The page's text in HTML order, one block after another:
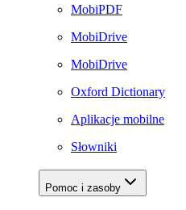
MobiPDF
MobiDrive
MobiDrive
Oxford Dictionary
Aplikacje mobilne
Słowniki
Pomoc i zasoby